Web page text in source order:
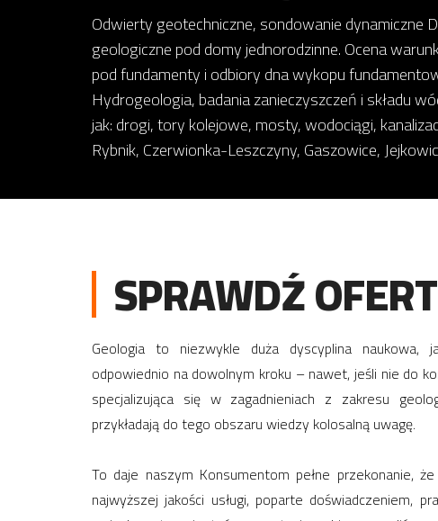
Odwierty geotechniczne, sondowanie dynamiczne
geologiczne pod domy jednorodzinne. Ocena
pod fundamenty i odbiory dna wykopu
Hydrogeologia, badania zanieczyszczeń i składu
jak: drogi, tory kolejowe, mosty, wodociągi,
Rybnik, Czerwionka-Leszczyny, Gaszowice,
SPRAWDŹ
Geologia to niezwykle duża dyscyplina naukowa,
odpowiednio na dowolnym kroku – nawet, jeśli nie do
specjalizująca się w zagadnieniach z zakresu
przykładają do tego obszaru wiedzy kolosalną uwagę.
To daje naszym Konsumentom pełne przekonanie,
najwyższej jakości usługi, poparte doświadczeniem,